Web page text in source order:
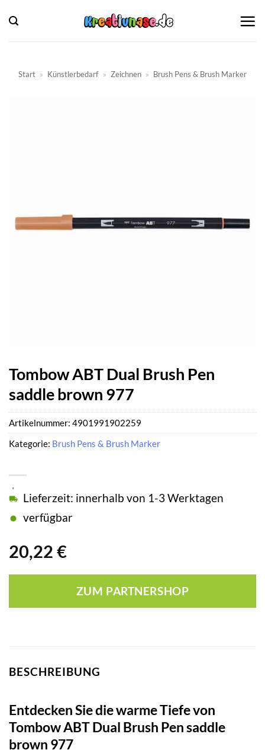
Inhalt
springen
Start » Künstlerbedarf » Zeichnen » Brush Pens & Brush Marker
Tombow ABT Dual Brush Pen
saddle brown 977
20,22 €
Lieferzeit: innerhalb von 1-3 Werktagen
verfügbar
ZUM PARTNERSHOP
Artikelnummer: 4901991902259
Kategorie: Brush Pens & Brush Marker
BESCHREIBUNG
Entdecken Sie die warme Tiefe von
Tombow ABT Dual Brush Pen saddle
brown 977